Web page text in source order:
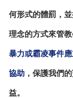
何形式的體罰，
理念的方式來管教
暴力或霸凌事件
協助 ，保護我們
益。